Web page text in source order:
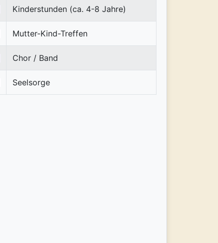
Kinderstunden (ca. 4-8 Jahre)
Mutter-Kind-Treffen
Chor / Band
Seelsorge